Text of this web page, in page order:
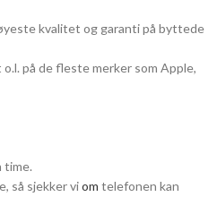
kvalitet og garanti på byttede
på de fleste merker som Apple,
time.
så sjekker viom telefonen kan